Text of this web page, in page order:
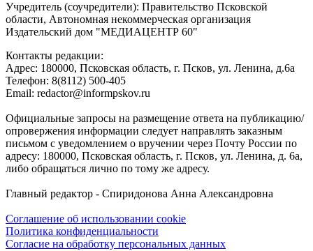
Учредитель (соучредители): Правительство Псковской
области, Автономная некоммерческая организация
Издательский дом "МЕДИАЦЕНТР 60"
Контакты редакции:
Адреc: 180000, Псковская область, г. Псков, ул. Ленина, д.6а
Телефон: 8(8112) 500-405
Email: redactor@informpskov.ru
Официальные запросы на размещение ответа на публикацию/
опровержения информации следует направлять заказным
письмом с уведомлением о вручении через Почту России по
адресу: 180000, Псковская область, г. Псков, ул. Ленина, д. 6а,
либо обращаться лично по тому же адресу.
Главный редактор - Спиридонова Анна Александровна
Соглашение об использовании cookie
Политика конфиденциальности
Согласие на обработку персональных данных